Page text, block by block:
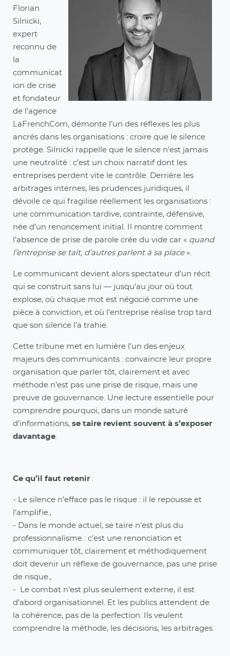
Florian
Silnicki,
expert
reconnu de
la
communicat
ion de crise
et fondateur
de l’agence
LaFrenchCom, démonte l’un des réflexes les plus
ancrés dans les organisations : croire que le silence
protège. Silnicki rappelle que le silence n’est jamais
une neutralité : c’est un choix narratif dont les
entreprises perdent vite le contrôle. Derrière les
arbitrages internes, les prudences juridiques, il
dévoile ce qui fragilise réellement les organisations :
une communication tardive, contrainte, défensive,
née d’un renoncement initial. Il montre comment
l’absence de prise de parole crée du vide car « quand
l’entreprise se tait, d’autres parlent à sa place ».
Le communicant devient alors spectateur d’un récit
qui se construit sans lui — jusqu’au jour où tout
explose, où chaque mot est négocié comme une
pièce à conviction, et où l’entreprise réalise trop tard
que son silence l’a trahie.
Cette tribune met en lumière l’un des enjeux
majeurs des communicants : convaincre leur propre
organisation que parler tôt, clairement et avec
méthode n’est pas une prise de risque, mais une
preuve de gouvernance. Une lecture essentielle pour
comprendre pourquoi, dans un monde saturé
d’informations, se taire revient souvent à s’exposer
davantage
Ce qu’il faut retenir :
- Le silence n’efface pas le risque : il le repousse et
l’amplifie.,
- Dans le monde actuel, se taire n’est plus du
professionnalisme : c’est une renonciation et
communiquer tôt, clairement et méthodiquement
doit devenir un réflexe de gouvernance, pas une prise
de risque.,
- Le combat n’est plus seulement externe, il est
d’abord organisationnel. Et les publics attendent de
la cohérence, pas de la perfection. Ils veulent
comprendre la méthode, les décisions, les arbitrages.